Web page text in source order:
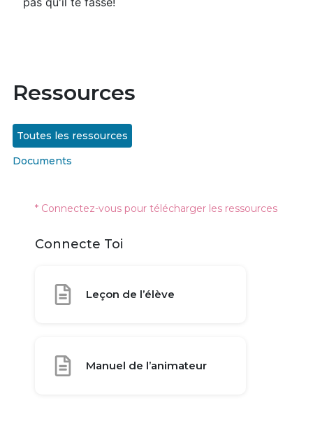
Ressources
Toutes les ressources
Documents
* Connectez-vous pour télécharger les ressources
Connecte Toi
Leçon de l’élève
Manuel de l’animateur